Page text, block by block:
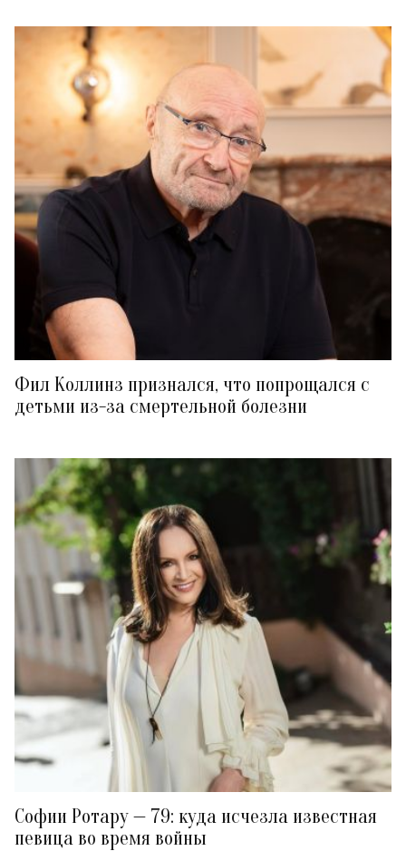
Фил Коллинз признался, что попрощался с
детьми из-за смертельной болезни
Софии Ротару — 79: куда исчезла известная
певица во время войны